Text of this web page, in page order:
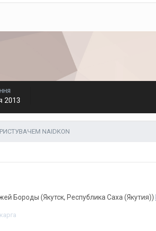
2013
NAIDKON
Бороды (Якутск, Республика Саха (Якутия))